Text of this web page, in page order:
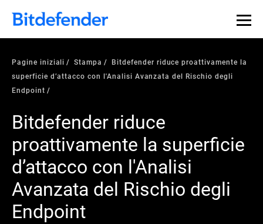
Pagine iniziali Stampa
Bitdefender riduce proattivamente la
superficie d’attacco con l'Analisi Avanzata del Rischio degli
Endpoint
Bitdefender riduce
proattivamente la superficie
d’attacco con l'Analisi
Avanzata del Rischio degli
Endpoint